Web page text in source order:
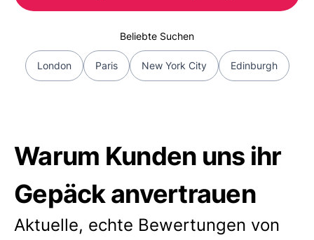
Beliebte Suchen
London Paris New York City Edinburgh
Warum Kunden uns ihr
Gepäck anvertrauen
Aktuelle, echte Bewertungen von